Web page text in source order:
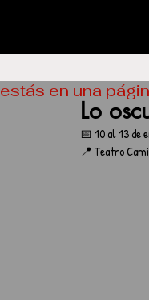
Lo
📅 10 al 13 de
📍 Teatro
estás en una